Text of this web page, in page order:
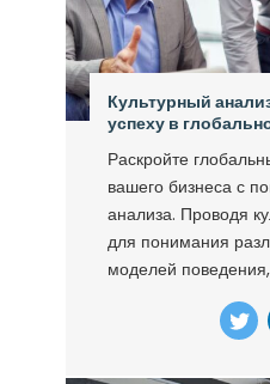
Культурный
успеху в
Раскройте
вашего бизнеса с
анализа. Проводя
для понимания
моделей поведения,